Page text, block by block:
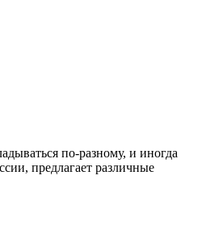
по-разному, и иногда
предлагает различные